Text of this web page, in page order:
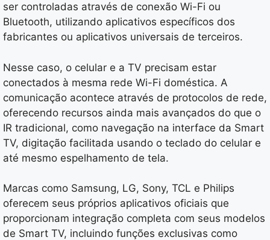
ser controladas através de conexão Wi-Fi ou
Bluetooth, utilizando aplicativos específicos dos
fabricantes ou aplicativos universais de terceiros.
Nesse caso, o celular e a TV precisam estar
conectados à mesma rede Wi-Fi doméstica. A
comunicação acontece através de protocolos de rede,
oferecendo recursos ainda mais avançados do que o
IR tradicional, como navegação na interface da Smart
TV, digitação facilitada usando o teclado do celular e
até mesmo espelhamento de tela.
Marcas como Samsung, LG, Sony, TCL e Philips
oferecem seus próprios aplicativos oficiais que
proporcionam integração completa com seus modelos
de Smart TV, incluindo funções exclusivas como